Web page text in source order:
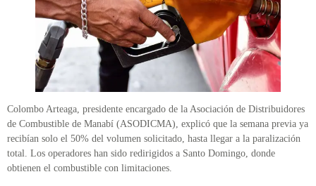
Colombo Arteaga, presidente encargado de la Asociación de Distribuidores
de Combustible de Manabí (ASODICMA), explicó que la semana previa ya
recibían solo el 50% del volumen solicitado, hasta llegar a la paralización
total. Los operadores han sido redirigidos a Santo Domingo, donde
obtienen el combustible con limitaciones.